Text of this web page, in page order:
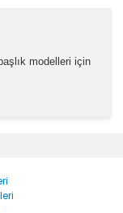
başlık modelleri için